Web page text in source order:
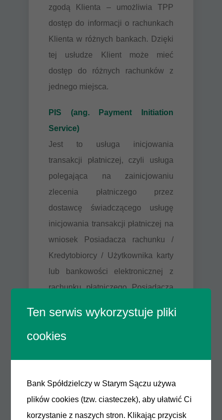
zgodą Klienta – umożliwia TPP
dostęp do informacji o rachunkach
Klienta w różnych bankach. Dzięki
tej usłudze Klient może mieć
dostęp do różnych rachunków z
jednego miejsca.
PIS (ang. Payment Initiation
Service)
Jest to usługa inicjowania
transakcji płatniczej, czyli usługa
polegająca na zainicjowaniu
zlecenia płatniczego przez
dostawcę świadczącego usługę
inicjowania transakcji płatniczej na
wniosek Posiadacza rachunku /
Kredytobiorcy / Użytkownika karty
lub bankowości elektronicznej z
rachunku płatniczego Posiadacza
prowadzonego przez innego
dostawcę.
realizację płatności z rachunku
bankowego Klienta przez TPP do
wybranego przez Klienta odbiorcy.
Ten serwis wykorzystuje pliki
cookies
Bank Spółdzielczy w Starym Sączu używa
plików cookies (tzw. ciasteczek), aby ułatwić Ci
korzystanie z naszych stron. Klikając przycisk